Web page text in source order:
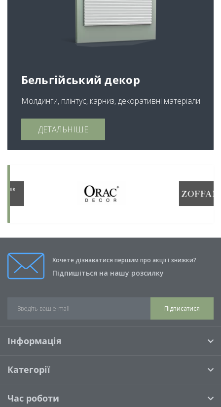
Бельгійський декор
Молдинги, плінтус, карниз, декоративні матеріали
ДЕТАЛЬНІШЕ
Хочете дізнаватися першим про акції і знижки?
Підпишіться на нашу розсилку
Підписатися
Інформація
Категорії
Час роботи